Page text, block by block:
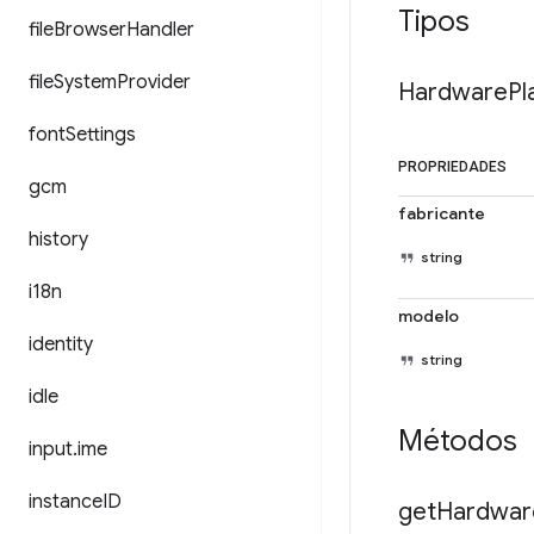
fileBrowserHandler
fileSystemProvider
fontSettings
gcm
history
i18n
identity
idle
input.ime
instanceID
Tipos
Hardware
PROPRIEDADES
fabricante
string
modelo
string
Métodos
get